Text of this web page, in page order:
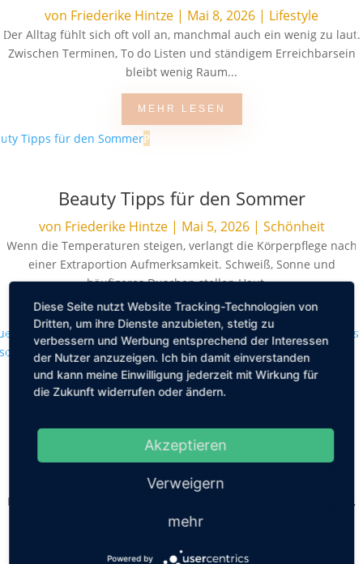
von Friederike Hintze | Mai 8, 2026 | Lifestyle
Der Alltag fühlt sich oft voll an, manchmal auch ein wenig zu laut.
Zwischen Terminen, To do Listen und ständigem Erreichbarsein
bleibt wenig Raum...
MEHR LESEN
Beauty Tipps für den Sommer
von Friederike Hintze| Mai 5, 2026| Schönheit
Wenn die Temperaturen steigen, verlangt die Körperpflege nach
einer Extraportion Aufmerksamkeit. Schweiß, Sonne und
häufigeres Duschen stellen Haut,...
MEHR LESEN
Haarpflege: Online oft günstiger als im
Geschäft
Friederike Hintze|Apr. 22, 2026
Hochwertige Haarpflege hat ihren Preis. Das gilt vor allem dann,
wenn nicht nur ein Shampoo gekauft wird, sondern mehrere
Diese Seite nutzt Website Tracking-Technologien von
Dritten, um ihre Dienste anzubieten, stetig zu
verbessern und Werbung entsprechend der Interessen
der Nutzer anzuzeigen. Ich bin damit einverstanden
und kann meine Einwilligung jederzeit mit Wirkung für
die Zukunft widerrufen oder ändern.
Akzeptieren
Verweigern
mehr
Powered by